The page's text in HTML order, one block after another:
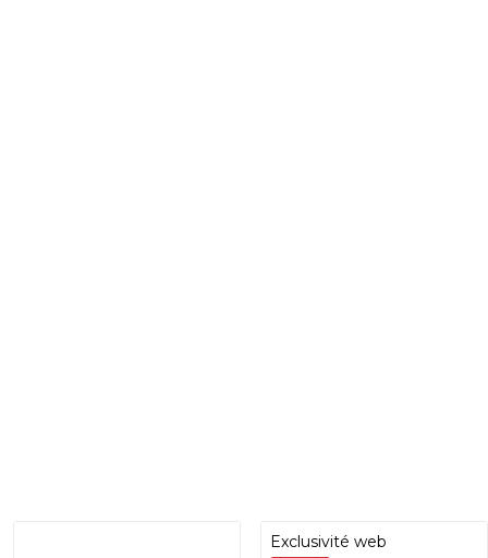
Exclusivité web